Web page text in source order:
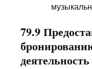
79.9
деятельность